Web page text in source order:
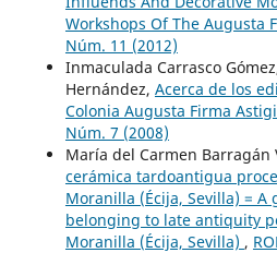
Workshops Of The Augusta
Núm. 11 (2012)
Inmaculada Carrasco
Hernández, Acerca de los
Colonia Augusta Firma
Núm. 7 (2008)
María del Carmen Barragán
cerámica tardoantigua
Moranilla (Écija, Sevilla) =
belonging to late antiquity
Moranilla (Écija, Sevilla) ,